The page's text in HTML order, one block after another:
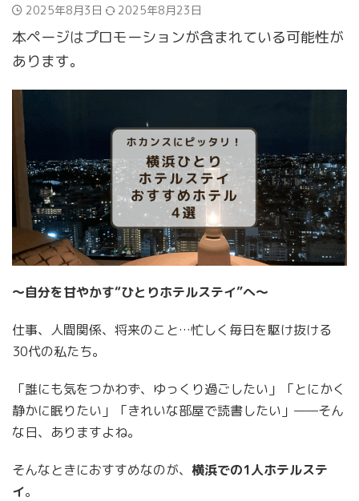
2025年8月3日 2025年8月23日
本ページはプロモーションが含まれている可能性が
あります。
〜自分を甘やかす“ひとりホテルステイ”へ〜
仕事、人間関係、将来のこと…忙しく毎日を駆け抜ける
30代の私たち。
「誰にも気をつかわず、ゆっくり過ごしたい」「とにかく
静かに眠りたい」「きれいな部屋で読書したい」——そん
な日、ありますよね。
そんなときにおすすめなのが、 横浜での1人ホテルステ
イ。